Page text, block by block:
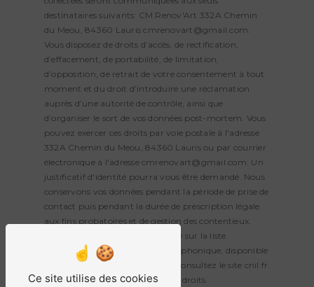
destinataires suivants: CM Renov'Art 332A Chemin
du Meou, 84360 Lauris cmrenovart@gmail.com.
Vous disposez de droits d’accès, de rectification,
d’effacement, de portabilité, de limitation,
d’opposition, de retrait de votre consentement à tout
moment et du droit d’introduire une réclamation
auprès d’une autorité de contrôle, ainsi que
d’organiser le sort de vos données post-mortem. Vous
pouvez exercer ces droits par voie postale à l'adresse
332A Chemin du Meou, 84360 Lauris ou par courrier
électronique à l'adresse cmrenovart@gmail.com. Un
justificatif d'identité pourra vous être demandé. Nous
conservons vos données pendant la période de prise de
contact puis pendant la durée de prescription légale
aux fins probatoires et de gestion des contentieux.
Vous avez le droit de vous inscrire sur la liste
d'opposition au démarchage téléphonique, disponible
à cette adresse:
. Consultez le site cnil.fr
pour plus d’informations sur vos droits.
Ce site utilise des cookies